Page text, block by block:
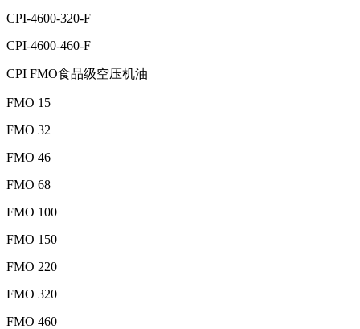
CPI-4600-320-F
CPI-4600-460-F
CPI FMO食品级空压机油
FMO 15
FMO 32
FMO 46
FMO 68
FMO 100
FMO 150
FMO 220
FMO 320
FMO 460